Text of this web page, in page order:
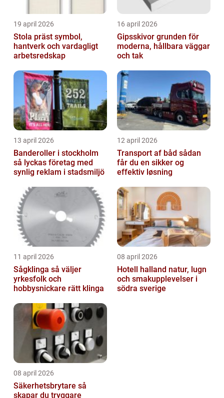
19 april 2026
Stola präst symbol,
hantverk och vardagligt
arbetsredskap
16 april 2026
Gipsskivor grunden för
moderna, hållbara väggar
och tak
13 april 2026
Banderoller i stockholm
så lyckas företag med
synlig reklam i stadsmiljö
12 april 2026
Transport af båd sådan
får du en sikker og
effektiv løsning
11 april 2026
Sågklinga så väljer
yrkesfolk och
hobbysnickare rätt klinga
08 april 2026
Hotell halland natur, lugn
och smakupplevelser i
södra sverige
08 april 2026
Säkerhetsbrytare så
skapar du tryggare